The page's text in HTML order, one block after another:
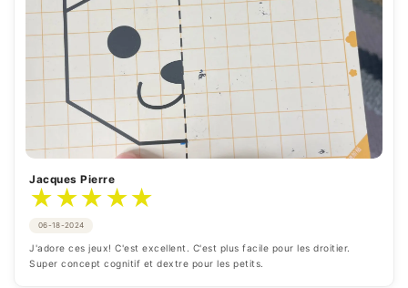
Jacques Pierre
★★★★★
06-18-2024
J'adore ces jeux! C'est excellent. C'est plus facile pour les droitier.
Super concept cognitif et dextre pour les petits.